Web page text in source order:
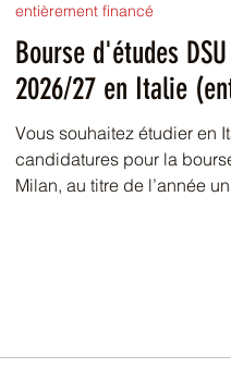
Finlande
Bourse d'études
2026/27 en Italie
Vous souhaitez étudier en
candidatures pour la
Milan, au titre de l’année
entièrement financé